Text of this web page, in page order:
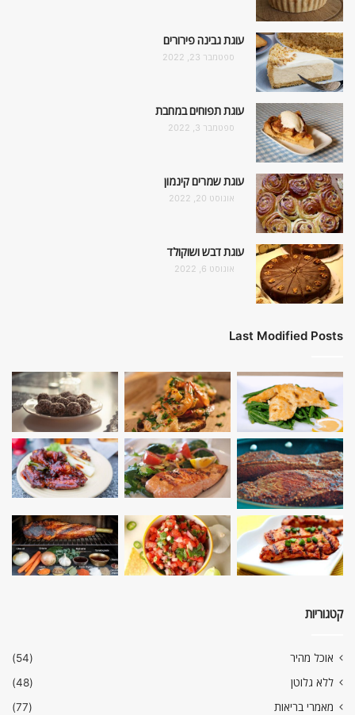
עוגת גבינה פירורים
ספטמבר 23, 2022
עוגת תפוחים במחבת
ספטמבר 3, 2022
עוגת שמרים קינמון
אוגוסט 20, 2022
עוגת דבש ושוקולד
אוגוסט 6, 2022
Last Modified Posts
קטגוריות
אוכל מהיר
(54)
ללא גלוטן
(48)
מאמרי בריאות
(77)